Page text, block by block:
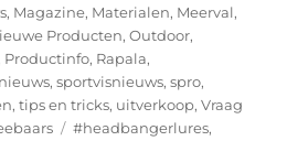
, Magazine, Materialen, Meerval,
Producten,Outdoor,
Productinfo, Rapala,
,sportvisnieuws,spro,
,tips en tricks, uitverkoop,Vraag
Tags
#headbangerlures,